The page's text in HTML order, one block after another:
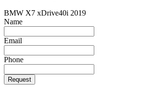
BMW X7 xDrive40i 2019
Name
Email
Phone
Request